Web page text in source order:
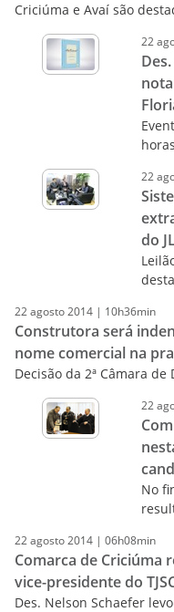
Criciúma e Avaí são
22
horas
22
do
22agosto2014 | 10h36min
Construtora será
nome comercial na
Decisão da 2ª Câmara
22
No
22agosto2014 | 06h08min
Comarca de Criciúma
vice-presidente do
Des. Nelson Schaefer